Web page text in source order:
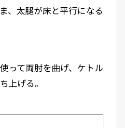
、太腿が床と平行になる
って両肘を曲げ、ケトル
上げる。